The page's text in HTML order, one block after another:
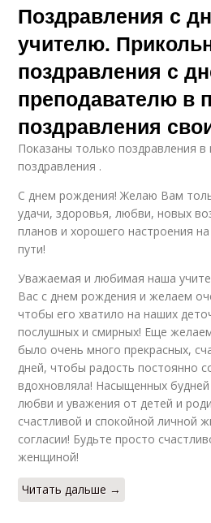
Поздравления с
учителю.
поздравления с
преподавателю в
поздравления
Показаны только поздравления в
поздравления .
С днем рождения! Желаю Вам
удачи, здоровья, любви, новых
планов и хорошего настроения
пути!
Уважаемая и любимая наша
Вас с днем рождения и желаем
чтобы его хватило на наших
послушных и смирных! Еще
было очень много прекрасных,
дней, чтобы радость постоянно
вдохновляла! Насыщенных
любви и уважения от детей и
счастливой и спокойной личной
согласии! Будьте просто
женщиной!
Читать дальше →